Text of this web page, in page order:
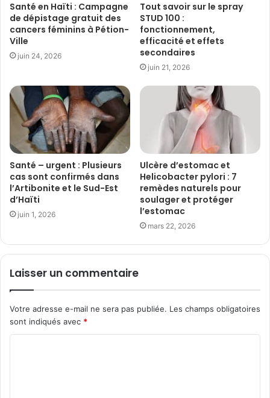
Santé en Haïti : Campagne
de dépistage gratuit des
cancers féminins à Pétion-
Ville
juin 24, 2026
Tout savoir sur le spray
STUD 100 :
fonctionnement,
efficacité et effets
secondaires
juin 21, 2026
Santé – urgent : Plusieurs
cas sont confirmés dans
l’Artibonite et le Sud-Est
d’Haïti
juin 1, 2026
Ulcère d’estomac et
Helicobacter pylori : 7
remèdes naturels pour
soulager et protéger
l’estomac
mars 22, 2026
Laisser un commentaire
Votre adresse e-mail ne sera pas publiée. Les champs obligatoires
sont indiqués avec *